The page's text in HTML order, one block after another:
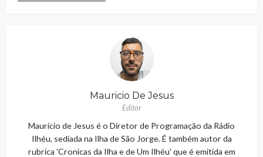
Mauricio De Jesus
Editor
Maurício de Jesus é o Diretor de Programação da Rádio
Ilhéu, sediada na Ilha de São Jorge. É também autor da
rubrica 'Cronicas da Ilha e de Um Ilhéu' que é emitida em